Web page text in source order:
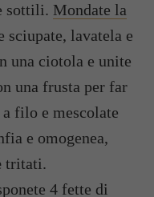
sottili. Mondate la
lavatela e
una ciotola e unite
una frusta per far
a filo e mescolate
e omogenea,
tritati.
4 fette di